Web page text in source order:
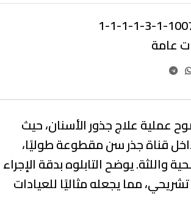
عامة
عملية علاج جذور الأسنان، حيث
قناة جذر سن مقطوعة طوليًا،
واللثة. يوضح التابلوه بدقة الإجراء
مما يجعله مثاليًا للعيادات